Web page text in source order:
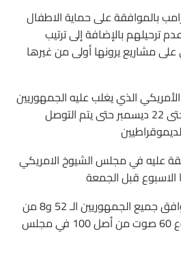
بالموافقة على حماية الاطفال
ترحيلهم بالإضافة إلى ترتيب
مشاريع يرونها أولى من غيرها
الذي يغلب عليه الجمهوريين
على مد تمويل الحكومة حتى 22 ديسمبر حتى يتم التوصل
عليه في مجلس الشيوخ الامريكي
قبل الجمعة
لحصول التمديد يجب أن يوافق جميع الجمهوريين الـ 52 و8 من
الديموقراطيين أي بمجموع 60 صوت من أصل 100 في مجلس